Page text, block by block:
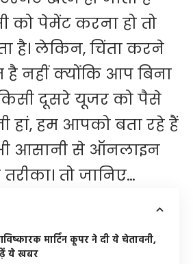
को पेमेंट करना हो तो
है। लेकिन, चिंता करने
नहीं क्योंकि आप बिना
दूसरे यूजर को पैसे
हां, हम आपको बता रहे हैं
आसानी से ऑनलाइन
तो जानिए…
मार्टिन कूपर ने दी ये चेतावनी,
ये खबर